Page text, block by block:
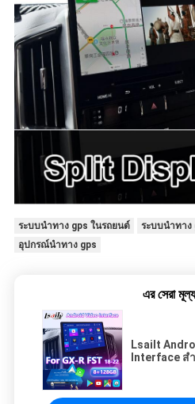
ระบบนำทาง gps ในรถยนต์
ระบบนำทาง
อุปกรณ์นำทาง gps
এর সেরা
Lsailt
Interface ส